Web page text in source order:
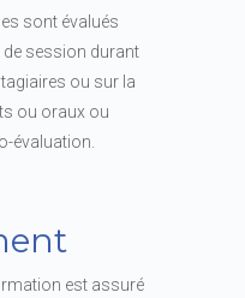
sont évalués
session durant
ou sur la
ou oraux ou
évaluation.
est assuré